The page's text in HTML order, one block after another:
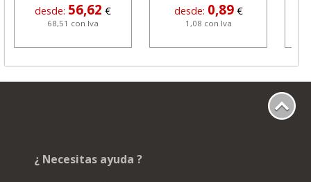
desde: 56,62 €
68,51 con Iva
desde: 0,89 €
1,08 con Iva
¿ Necesitas ayuda ?